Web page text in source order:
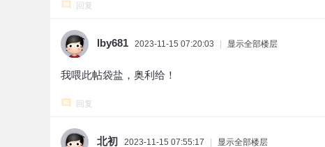
回复
lby681 2023-11-15 07:20:03 显示全部楼层
我喂此帖袋盐，奥利给！
回复
北初 2023-11-15 07:55:17 显示全部楼层